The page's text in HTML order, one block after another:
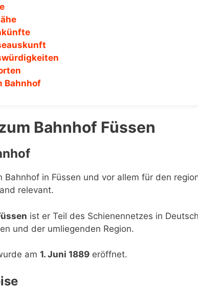
Bahnhof
Bahnhof Füssen
Bahnhof in Füssen und vor allem für den
relevant.
ist er Teil des Schienennetzes in
und der umliegenden Region.
am 1. Juni 1889 eröffnet.